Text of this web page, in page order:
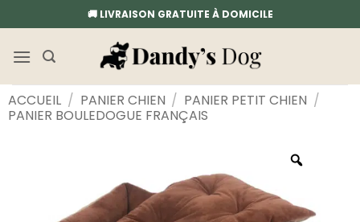
au
contenu
🚚 LIVRAISON GRATUITE À DOMICILE
ACCUEIL / PANIER CHIEN / PANIER PETIT CHIEN /
PANIER BOULEDOGUE FRANÇAIS